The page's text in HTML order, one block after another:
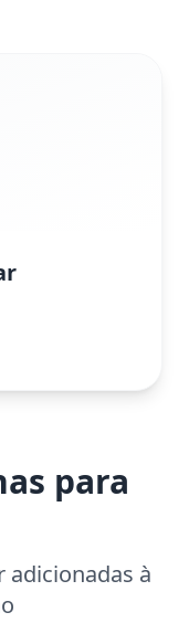
para
adicionadas à